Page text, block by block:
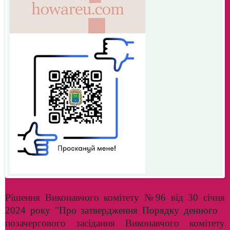
Рішення Виконавчого комітету №96 від 30 січня
2024 року "Про затвердження Порядку денного
позачергового засідання Виконавчого комітету